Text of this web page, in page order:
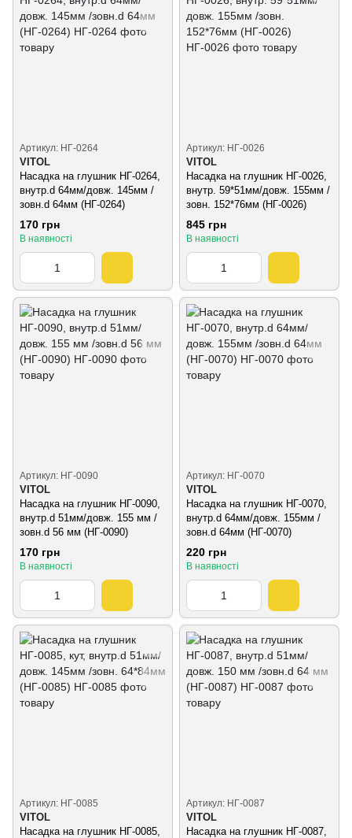
Артикул: НГ-0264
VITOL
Насадка на глушник НГ-0264,
внутр.d 64мм/довж. 145мм /
зовн.d 64мм (НГ-0264)
170 грн
В наявності
Артикул: НГ-0026
VITOL
Насадка на глушник НГ-0026,
внутр. 59*51мм/довж. 155мм /
зовн. 152*76мм (НГ-0026)
845 грн
В наявності
Артикул: НГ-0090
VITOL
Насадка на глушник НГ-0090,
внутр.d 51мм/довж. 155 мм /
зовн.d 56 мм (НГ-0090)
170 грн
В наявності
Артикул: НГ-0070
VITOL
Насадка на глушник НГ-0070,
внутр.d 64мм/довж. 155мм /
зовн.d 64мм (НГ-0070)
220 грн
В наявності
Артикул: НГ-0085
VITOL
Насадка на глушник НГ-0085,
Артикул: НГ-0087
VITOL
Насадка на глушник НГ-0087,